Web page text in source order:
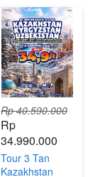
Rp 40.590.000
Rp
34.990.000
Tour 3 Tan
Kazakhstan